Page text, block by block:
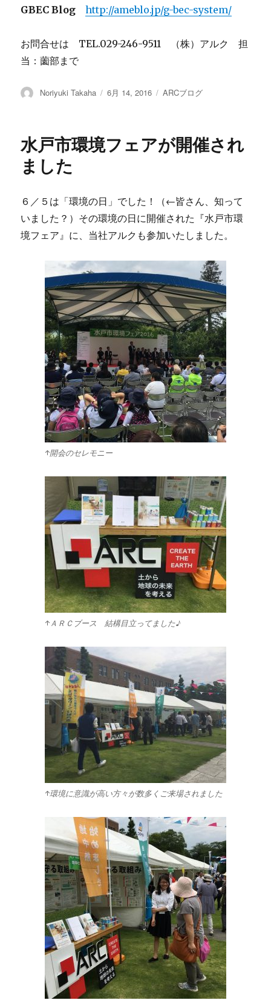
GBEC Bloghttp://ameblo.jp/g-bec-system/
お問合せは TEL.029-246-9511 （株）アルク 担
当：薗部まで
投
Noriyuki Takaha
投
6月 14, 2016
カ
ー
ARCブログ
水戸市環境フェアが開催され
ました
６／５は「環境の日」でした！（←皆さん、知って
いました？）その環境の日に開催された『水戸市環
境フェア』に、当社アルクも参加いたしました。
↑開会のセレモニー
↑ＡＲＣブース 結構目立ってました♪
↑環境に意識が高い方々が数多くご来場されました